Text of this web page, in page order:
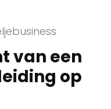
van een
op